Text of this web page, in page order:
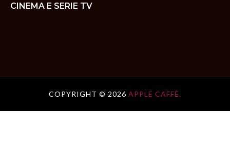
CINEMA E SERIE TV
COPYRIGHT © 2026 APPLE CAFFÈ.